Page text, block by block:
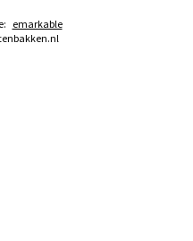
emarkable